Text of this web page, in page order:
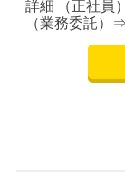
詳細 （正社員
（業務委託）